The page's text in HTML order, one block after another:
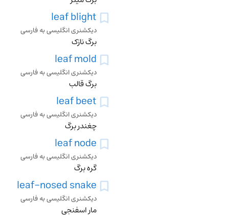
leaf blight
دیکشنری انگلیسی به فارسی
برگ نازک
leaf mold
دیکشنری انگلیسی به فارسی
برگ قالب
leaf beet
دیکشنری انگلیسی به فارسی
چغندر برگ
leaf node
دیکشنری انگلیسی به فارسی
گره برگ
leaf-nosed snake
دیکشنری انگلیسی به فارسی
مار اسفنجی